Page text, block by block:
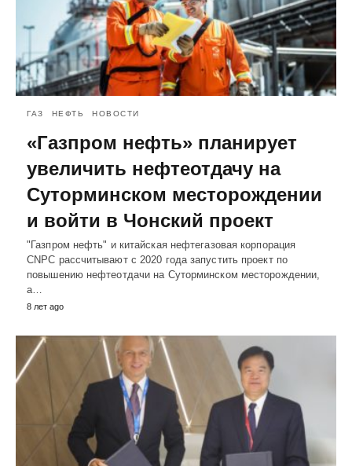
ГАЗ НЕФТЬ НОВОСТИ
«Газпром нефть» планирует
увеличить нефтеотдачу на
Суторминском месторождении
и войти в Чонский проект
"Газпром нефть" и китайская нефтегазовая корпорация
CNPC рассчитывают с 2020 года запустить проект по
повышению нефтеотдачи на Суторминском месторождении,
а…
8 лет ago